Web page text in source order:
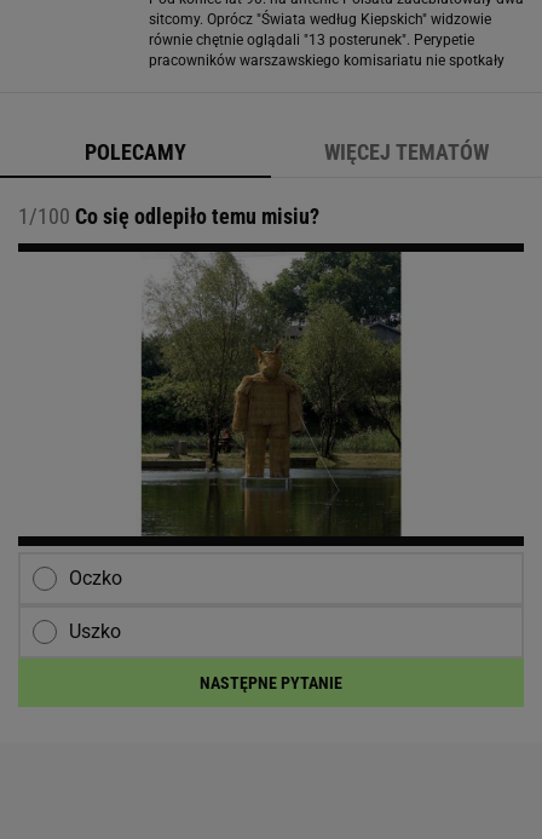
sitcomy. Oprócz "Świata według Kiepskich" widzowie
równie chętnie oglądali "13 posterunek". Perypetie
pracowników warszawskiego komisariatu nie spotkały
POLECAMY WIĘCEJ TEMATÓW
1/100 Co się odlepiło temu misiu?
Oczko
Uszko
NASTĘPNE PYTANIE